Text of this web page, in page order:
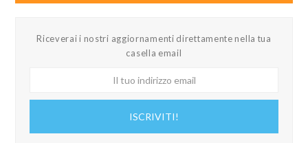
Riceverai i nostri aggiornamenti direttamente nella tua
casella email
ISCRIVITI!